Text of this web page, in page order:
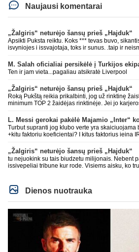
Naujausi komentarai
„Žalgiris“ neturėjo šansų prieš „Hajduk“
Apsikti Puksta reiktu. Koks *** tevas buvo,
isvyniojes i issvajotaja, toks ir sunus. .taip ir
laurynas ikalbins
Ten ir jam vieta...pagaliau atsikratė Liverpool
„Žalgiris“ neturėjo šansų prieš „Hajduk“
Roką Pukštą reikia prikalbinti, jog už rinktinę
minimum TOP 2 žaidėjas rinktinėje. Jei jo
Turbut supranti jog klubo verte yra skaiciuojama
+kitu faktoriu koeficientai? I kitus faktorius ieina
puikiausiai sugeneravo rekordini 1.1B revenue,
milzinisko klubo vertes suoli siemet. Be to, tie
on-point, jeigu jau musu mylimas D. prasneko
CR atveju - numusima.
„Žalgiris“ neturėjo šansų prieš „Hajduk“
tu nejuokink su tais biudzetu milijonais. Nebent
issivepeliai tribune kur rode. Visiems aisku, ko
kasperunas nesusigaudys. Aciu, mercys,
besivaipanciu itamet Konfu lygoje 20 tukst.
neatsibos sitas projektas
Dienos nuotrauka